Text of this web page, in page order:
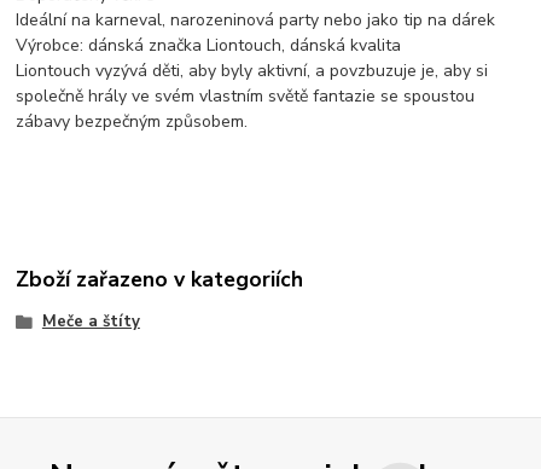
Ideální na karneval, narozeninová party nebo jako tip na dárek
Výrobce: dánská značka Liontouch, dánská kvalita
Liontouch vyzývá děti, aby byly aktivní, a povzbuzuje je, aby si
společně hrály ve svém vlastním světě fantazie se spoustou
zábavy bezpečným způsobem.
Zboží zařazeno v kategoriích
Meče a štíty